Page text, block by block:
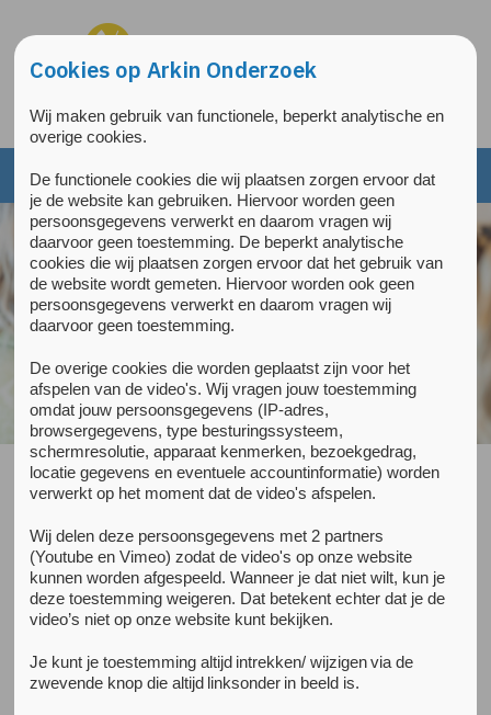
Cookies op Arkin Onderzoek
Wij maken gebruik van functionele, beperkt analytische en
overige cookies.
De functionele cookies die wij plaatsen zorgen ervoor dat
je de website kan gebruiken. Hiervoor worden geen
persoonsgegevens verwerkt en daarom vragen wij
daarvoor geen toestemming. De beperkt analytische
cookies die wij plaatsen zorgen ervoor dat het gebruik van
de website wordt gemeten. Hiervoor worden ook geen
persoonsgegevens verwerkt en daarom vragen wij
daarvoor geen toestemming.
De overige cookies die worden geplaatst zijn voor het
afspelen van de video's. Wij vragen jouw toestemming
omdat jouw persoonsgegevens (IP-adres,
browsergegevens, type besturingssysteem,
schermresolutie, apparaat kenmerken, bezoekgedrag,
locatie gegevens en eventuele accountinformatie) worden
verwerkt op het moment dat de video's afspelen.
Wij delen deze persoonsgegevens met 2 partners
(Youtube en Vimeo) zodat de video's op onze website
kunnen worden afgespeeld. Wanneer je dat niet wilt, kun je
deze toestemming weigeren. Dat betekent echter dat je de
video’s niet op onze website kunt bekijken.
Je kunt je toestemming altijd intrekken/ wijzigen via de
zwevende knop die altijd linksonder in beeld is.